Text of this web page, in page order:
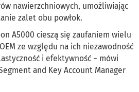
nawierzchniowych, umożliwiając
zalet obu powłok.
A5000 cieszą się zaufaniem wielu
ze względu na ich niezawodność
i efektywność − mówi
and Key Account Manager